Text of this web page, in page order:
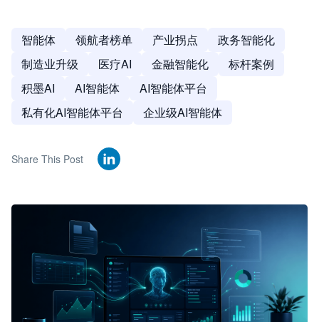
智能体 领航者榜单 产业拐点
政务智能化
制造业升级
医疗AI 金融智能化
标杆案例
积墨AI
AI智能体
AI智能体平台
私有化AI智能体平台
企业级AI智能体
Share This Post